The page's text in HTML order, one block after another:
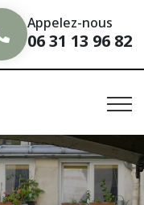
Appelez-nous
06 31 13 96 82